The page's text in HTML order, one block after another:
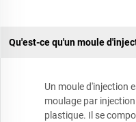
Qu'est-ce qu'un moule
Un moule d'injection
moulage par
plastique. Il se